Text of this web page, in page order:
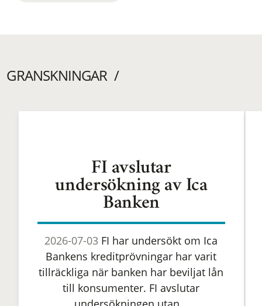
GRANSKNINGAR
FI avslutar
undersökning av Ica
Banken
2026-07-03 FI har undersökt om Ica
Bankens kreditprövningar har varit
tillräckliga när banken har beviljat lån
till konsumenter. FI avslutar